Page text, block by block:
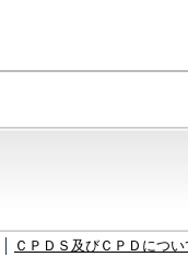
ＣＰＤＳ及びＣＰＤにつ